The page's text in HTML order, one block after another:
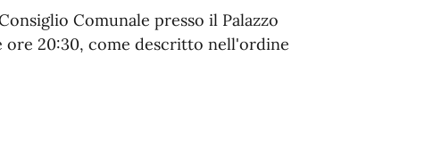
Comunale presso il Palazzo
ore 20:30, come descritto nell'ordine